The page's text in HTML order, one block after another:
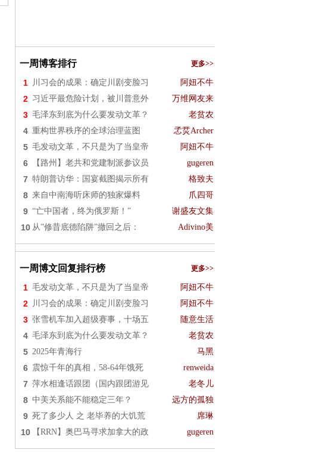
一周博客排行 更多>>
1 川习会的成果：确定川剧变脸习 阿妞不牛
2 习近平最危险计划，被川普意外 万维网友来
3 毛泽东到底为什么要发动文革？ 老贫农
4 重构世界秩序的全球治理蓝图 孞烎Archer
5 毛发动文革，不只是为了当皇帝 阿妞不牛
6 【路州】老共和党建制派参议员 gugeren
7 特朗普访华：国宴截图揭示所有 格致夫
8 来自中南海听床师的独家爆料 爪四哥
9 “亡中国者，终为俄罗斯！” 谢盛友文集
10 从”修昔底德陷阱”撤回之后： Adivino美
一周博文回复排行榜 更多>>
1 毛发动文革，不只是为了当皇帝 阿妞不牛
2 川习会的成果：确定川剧变脸习 阿妞不牛
3 张雪机车加入超级赛事，十场五 随意生活
4 毛泽东到底为什么要发动文革？ 老贫农
5 2025年青海行 马黑
6 震惊千年的真相，58-64年饿死 renweida
7 萍水相逢话跟团（国内跟团游见 老冬儿
8 中美关系能不能稳定三年？ 远方的孤独
9 死了多少人 之 老毕养的大饥荒 席琳
10 【RRN】奥巴马寻求加拿大的政 gugeren